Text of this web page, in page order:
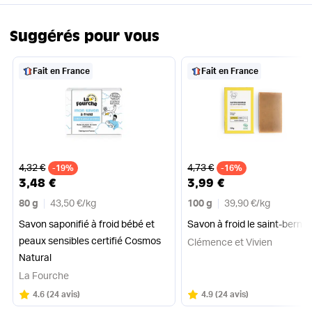
Suggérés pour vous
Fait en France
Ancien prix
4,32 € -19%
3,48 €
80 g 43,50 €/ kg
Savon saponifié à froid bébé et
peaux sensibles certifié Cosmos
Natural
La Fourche
Note
4.6sur 5
(24 avis)
Fait en France
Ancien prix
4,73 € -16%
3,99 €
100 g 39,90 €/ kg
Savon à froid le saint-
Clémence et Vivien
Note
4.9sur 5
(24 avis)